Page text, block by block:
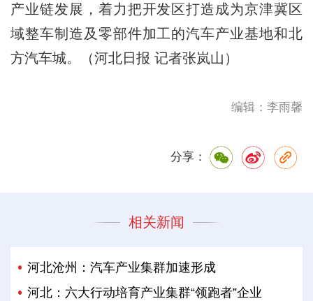
产业链发展，着力把开发区打造成为京津冀区
域整车制造及零部件加工的汽车产业基地和北
方汽车城。（河北日报 记者张岚山）
编辑：李雨馨
分享：
相关新闻
河北沧州：汽车产业集群加速形成
河北：六大行动培育产业集群“领跑者”企业